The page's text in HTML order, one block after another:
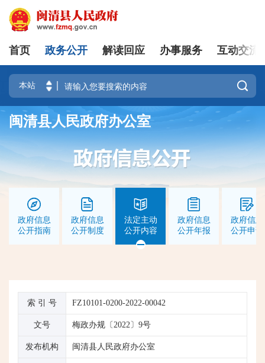
登录 | 注册
首页 政务公开 解读回应 办事服务 互动交流

闽清县人民政府办公室
政府信息
公开指南
政府信息
公开制度
法定主动
公开内容
政府信息
公开年报
政府信息
公开申请
索 引 号 FZ10101-0200-2022-00042
文号 梅政办规〔2022〕9号
发布机构 闽清县人民政府办公室